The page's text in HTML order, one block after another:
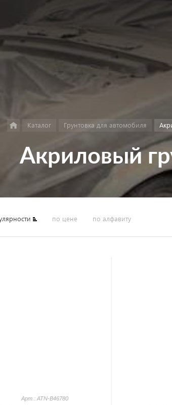
Каталог Грунтовка для автомобиля
Акриловый
по цене по алфавиту
Арт.: ATN-B46780